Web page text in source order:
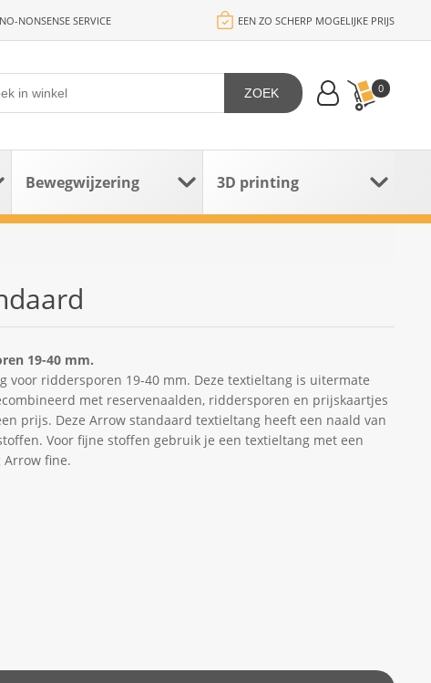
NO-NONSENSE SERVICE EEN ZO SCHERP MOGELIJKE PRIJS
0
ZOEK
Bewegwijzering 3D printing
19-40 mm.
voor riddersporen 19-40 mm. Deze textieltang is uitermate
met reservenaalden, riddersporen en prijskaartjes
prijs. Deze Arrow standaard textieltang heeft een naald van
Voor fijne stoffen gebruik je een textieltang met een
fine.